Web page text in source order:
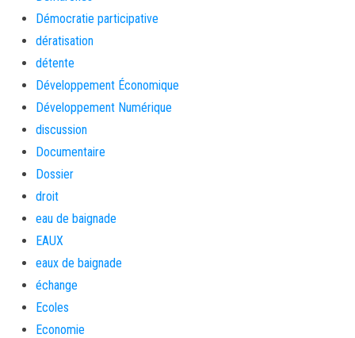
Démocratie participative
dératisation
détente
Développement Économique
Développement Numérique
discussion
Documentaire
Dossier
droit
eau de baignade
EAUX
eaux de baignade
échange
Ecoles
Economie